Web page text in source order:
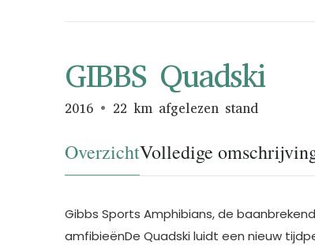
GIBBS Quadski
2016 22 km afgelezen stand
OverzichtVolledige
Gibbs Sports Amphibians, de
amfibieënDe Quadski luidt een nieuw